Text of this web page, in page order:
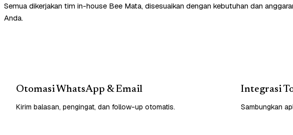
Semua dikerjakan tim in-house Bee Mata, disesuaikan dengan kebutuhan dan
Anda.
Otomasi WhatsApp & Email
Kirim balasan, pengingat, dan follow-up otomatis.
Integrasi
Sambungkan